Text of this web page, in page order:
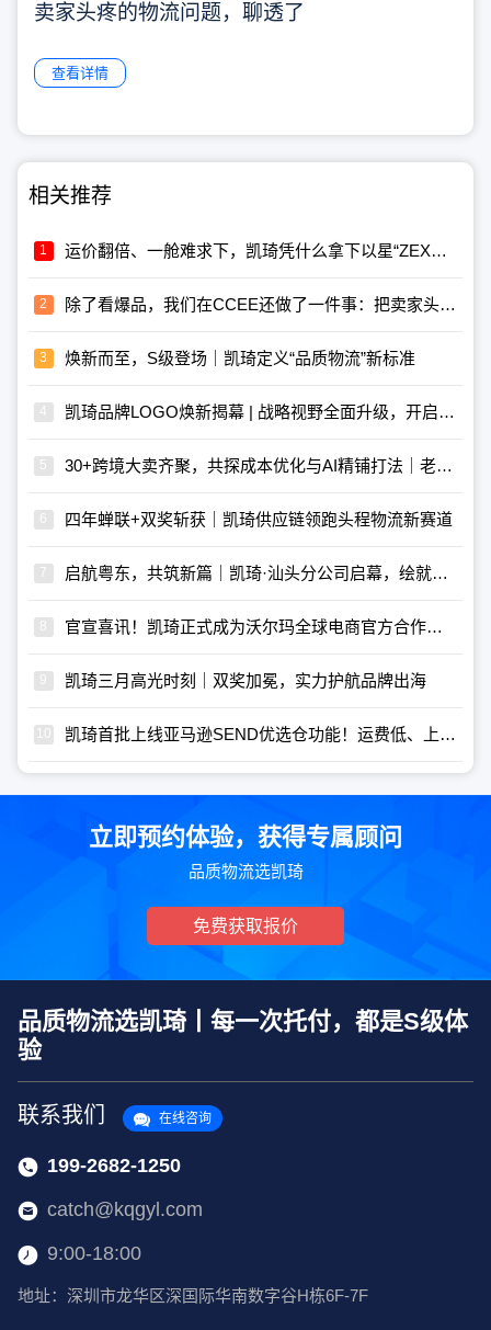
卖家头疼的物流问题，聊透了
查看详情
相关推荐
运价翻倍、一舱难求下，凯琦凭什么拿下以星“ZEX价值坚守合作伙伴”？
除了看爆品，我们在CCEE还做了一件事：把卖家头疼的物流问题，聊透了
​焕新而至，S级登场｜凯琦定义“品质物流”新标准
凯琦品牌LOGO焕新揭幕 | 战略视野全面升级，开启全新篇章
30+跨境大卖齐聚，共探成本优化与AI精铺打法｜老冯“亿卖私享会”第三期圆满落幕
四年蝉联+双奖斩获｜凯琦供应链领跑头程物流新赛道
启航粤东，共筑新篇｜凯琦·汕头分公司启幕，绘就物流新宏图！
官宣喜讯！凯琦正式成为沃尔玛全球电商官方合作伙伴！
凯琦三月高光时刻｜双奖加冕，实力护航品牌出海
凯琦首批上线亚马逊SEND优选仓功能！运费低、上架快、管理更便捷！
立即预约体验，获得专属顾问
品质物流选凯琦
免费获取报价
品质物流选凯琦丨每一次托付，都是S级体
验
联系我们 在线咨询
199-2682-1250
catch@kqgyl.com
9:00-18:00
地址：深圳市龙华区深国际华南数字谷H栋6F-7F